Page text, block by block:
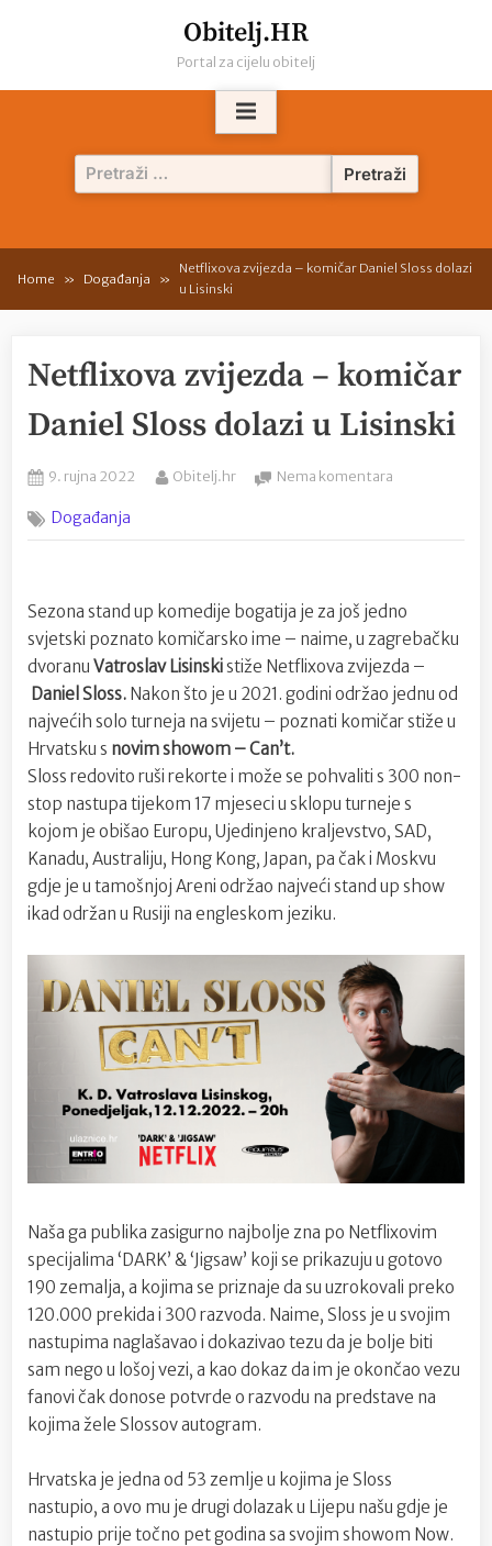
Obitelj.HR
Portal za cijelu obitelj
Pretraži:
Home Događanja
Netflixova zvijezda – komičar Daniel Sloss dolazi
u Lisinski
Netflixova zvijezda – komičar
Daniel Sloss dolazi u Lisinski
Posted
9. rujna 2022 By
Obitelj.hr Nema komentara
–
Sloss
dolazi
u
Lisinski
Događanja
Sezona stand up komedije bogatija je za još jedno
svjetski poznato komičarsko ime – naime, u zagrebačku
dvoranu Vatroslav Lisinskistiže Netflixova zvijezda –
Daniel Sloss. Nakon što je u 2021. godini održao jednu od
najvećih solo turneja na svijetu – poznati komičar stiže u
Hrvatsku s novim showom – Can’t.
Sloss redovito ruši rekorte i može se pohvaliti s 300 non-
stop nastupa tijekom 17 mjeseci u sklopu turneje s
kojom je obišao Europu, Ujedinjeno kraljevstvo, SAD,
Kanadu, Australiju, Hong Kong, Japan, pa čak i Moskvu
gdje je u tamošnjoj Areni održao najveći stand up show
ikad održan u Rusiji na engleskom jeziku.
Naša ga publika zasigurno najbolje zna po Netflixovim
specijalima ‘DARK’ & ‘Jigsaw’ koji se prikazuju u gotovo
190 zemalja, a kojima se priznaje da su uzrokovali preko
120.000 prekida i 300 razvoda. Naime, Sloss je u svojim
nastupima naglašavao i dokazivao tezu da je bolje biti
sam nego u lošoj vezi, a kao dokaz da im je okončao vezu
fanovi čak donose potvrde o razvodu na predstave na
kojima žele Slossov autogram.
Hrvatska je jedna od 53 zemlje u kojima je Sloss
nastupio, a ovo mu je drugi dolazak u Lijepu našu gdje je
nastupio prije točno pet godina sa svojim showom Now.